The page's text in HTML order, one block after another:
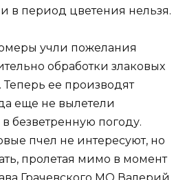
в период цветения нельзя.
учли пожелания
обработки злаковых
Теперь ее производят
еще не вылетели
безветренную погоду.
пчел не интересуют, но
пролетая мимо в момент